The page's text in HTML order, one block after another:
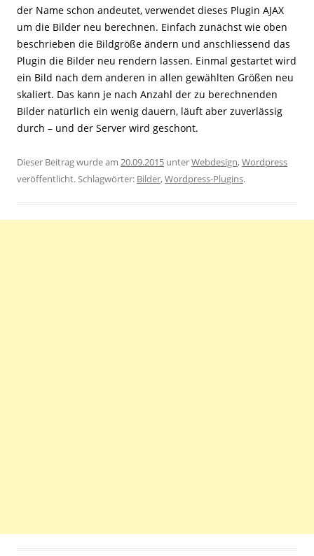
der Name schon andeutet, verwendet dieses Plugin AJAX
um die Bilder neu berechnen. Einfach zunächst wie oben
beschrieben die Bildgröße ändern und anschliessend das
Plugin die Bilder neu rendern lassen. Einmal gestartet wird
ein Bild nach dem anderen in allen gewählten Größen neu
skaliert. Das kann je nach Anzahl der zu berechnenden
Bilder natürlich ein wenig dauern, läuft aber zuverlässig
durch – und der Server wird geschont.
Dieser Beitrag wurde am 20.09.2015 unterWebdesign,Wordpress
veröffentlicht. Schlagwörter: Bilder,Wordpress-Plugins.